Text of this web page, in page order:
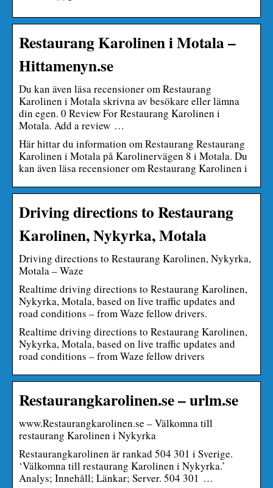
Restaurang Karolinen i Motala –
Hittamenyn.se
Du kan även läsa recensioner om Restaurang
Karolinen i Motala skrivna av besökare eller lämna
din egen. 0 Review For Restaurang Karolinen i
Motala. Add a review …
Här hittar du information om Restaurang Restaurang
Karolinen i Motala på Karolinervägen 8 i Motala. Du
kan även läsa recensioner om Restaurang Karolinen i
Driving directions to Restaurang
Karolinen, Nykyrka, Motala
Driving directions to Restaurang Karolinen, Nykyrka,
Motala – Waze
Realtime driving directions to Restaurang Karolinen,
Nykyrka, Motala, based on live traffic updates and
road conditions – from Waze fellow drivers.
Realtime driving directions to Restaurang Karolinen,
Nykyrka, Motala, based on live traffic updates and
road conditions – from Waze fellow drivers
Restaurangkarolinen.se – urlm.se
www.Restaurangkarolinen.se – Välkomna till
restaurang Karolinen i Nykyrka
Restaurangkarolinen är rankad 504 301 i Sverige.
‘Välkomna till restaurang Karolinen i Nykyrka.’
Analys; Innehåll; Länkar; Server. 504 301 …